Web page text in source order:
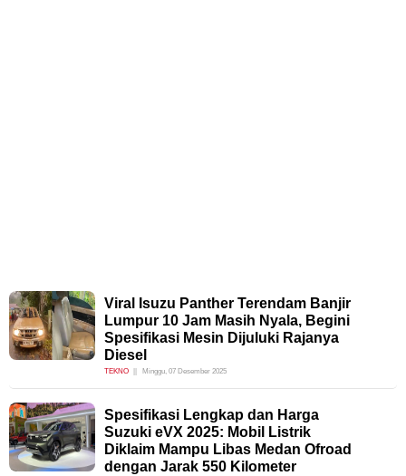
Viral Isuzu Panther Terendam Banjir
Lumpur 10 Jam Masih Nyala, Begini
Spesifikasi Mesin Dijuluki Rajanya
Diesel
TEKNO Minggu, 07 Desember 2025
Spesifikasi Lengkap dan Harga
Suzuki eVX 2025: Mobil Listrik
Diklaim Mampu Libas Medan Ofroad
dengan Jarak 550 Kilometer